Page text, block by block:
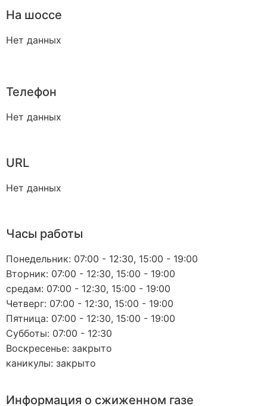
На шоссе
Нет данных
Телефон
Нет данных
URL
Нет данных
Часы работы
Понедельник: 07:00 - 12:30, 15:00 - 19:00
Вторник: 07:00 - 12:30, 15:00 - 19:00
средам: 07:00 - 12:30, 15:00 - 19:00
Четверг: 07:00 - 12:30, 15:00 - 19:00
Пятница: 07:00 - 12:30, 15:00 - 19:00
Субботы: 07:00 - 12:30
Воскресенье: закрыто
каникулы: закрыто
Информация о сжиженном газе